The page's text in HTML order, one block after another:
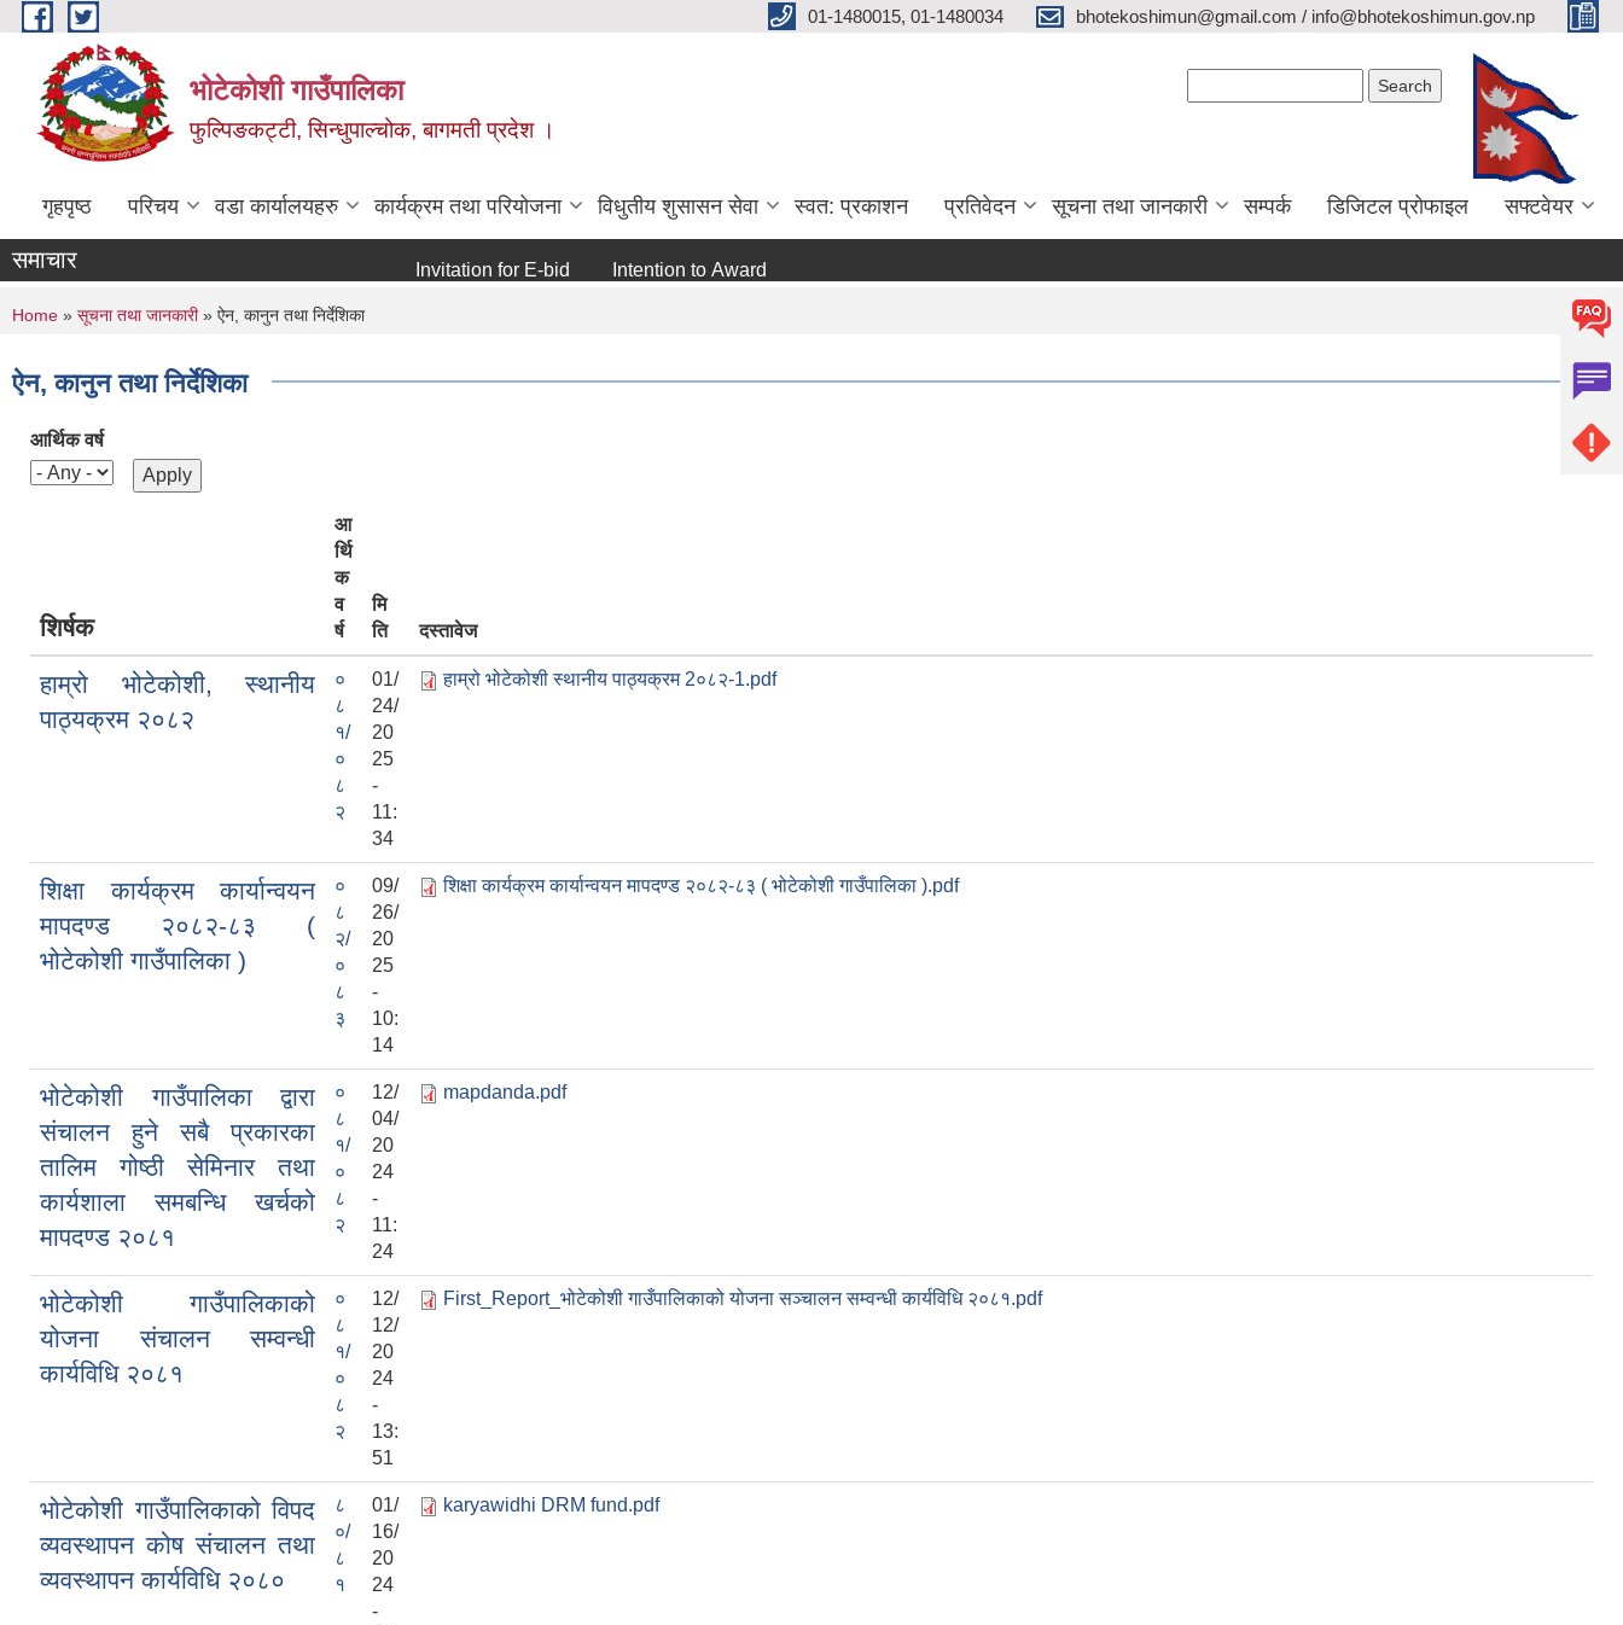
Skip to main content 01-1480015, 01-1480034 bhotekoshimun@gmail.com / info@bhotekoshimun.gov.np
भोटेकोशी गाउँपालिका
फुल्पिङकट्टी, सिन्धुपाल्चोक, बागमती प्रदेश ।
गृहपृष्ठ परिचय वडा कार्यालयहरु कार्यक्रम तथा परियोजना विधुतीय शुसासन सेवा स्वत: प्रकाशन प्रतिवेदन सूचना तथा जानकारी सम्पर्क डिजिटल प्रोफाइल सफ्टवेयर
समाचार Invitation for E-bid Intention to Award
You are here
Home » सूचना तथा जानकारी» ऐन, कानुन तथा निर्देशिका
ऐन, कानुन तथा निर्देशिका
आर्थिक वर्ष
शिर्षक
आ
र्थि
क
व
र्ष
मि
ति
दस्तावेज
हाम्रो भोटेकोशी, स्थानीय
पाठ्यक्रम २०८२
०
८
१/
०
८
२
01/
24/
20
25
-
11:
34
हाम्रो भोटेकोशी स्थानीय पाठ्यक्रम 2०८२-1.pdf
शिक्षा कार्यक्रम कार्यान्वयन
मापदण्ड २०८२-८३ (
भोटेकोशी गाउँपालिका )
०
८
२/
०
८
३
09/
26/
20
25
-
10:
14
शिक्षा कार्यक्रम कार्यान्वयन मापदण्ड २०८२-८३ ( भोटेकोशी गाउँपालिका ).pdf
भोटेकोशी गाउँपालिका द्वारा
संचालन हुने सबै प्रकारका
तालिम गोष्ठी सेमिनार तथा
कार्यशाला समबन्धि खर्चको
मापदण्ड २०८१
०
८
१/
०
८
२
12/
04/
20
24
-
11:
24
mapdanda.pdf
भोटेकोशी गाउँपालिकाको
योजना संचालन सम्वन्धी
कार्यविधि २०८१
०
८
१/
०
८
२
12/
12/
20
24
-
13:
51
First_Report_भोटेकोशी गाउँपालिकाको योजना सञ्चालन सम्वन्धी कार्यविधि २०८१.pdf
भोटेकोशी गाउँपालिकाको विपद
व्यवस्थापन कोष संचालन तथा
व्यवस्थापन कार्यविधि २०८०
८
०/
८
१
01/
16/
20
24
-
karyawidhi DRM fund.pdf